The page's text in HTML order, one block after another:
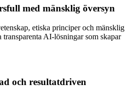
med mänsklig översyn
etiska principer och mänsklig
AI-lösningar som skapar
och resultatdriven